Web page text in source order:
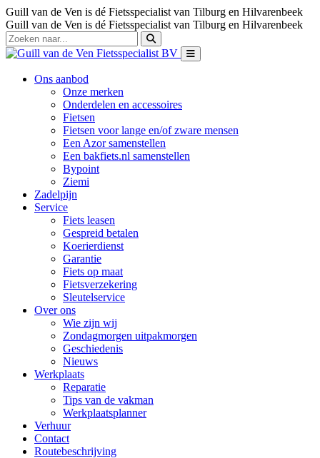
Guill van de Ven is dé Fietsspecialist van Tilburg en Hilvarenbeek
Guill van de Ven is dé Fietsspecialist van Tilburg en Hilvarenbeek
Ons aanbod
Onze merken
Onderdelen en accessoires
Fietsen
Fietsen voor lange en/of zware mensen
Een Azor samenstellen
Een bakfiets.nl samenstellen
Bypoint
Ziemi
Zadelpijn
Service
Fiets leasen
Gespreid betalen
Koerierdienst
Garantie
Fiets op maat
Fietsverzekering
Sleutelservice
Over ons
Wie zijn wij
Zondagmorgen uitpakmorgen
Geschiedenis
Nieuws
Werkplaats
Reparatie
Tips van de vakman
Werkplaatsplanner
Verhuur
Contact
Routebeschrijving